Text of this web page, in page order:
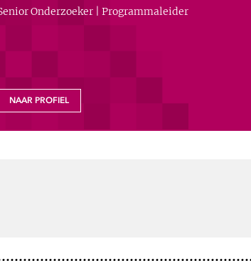
Onderzoeker | Programmaleider
NAAR PROFIEL